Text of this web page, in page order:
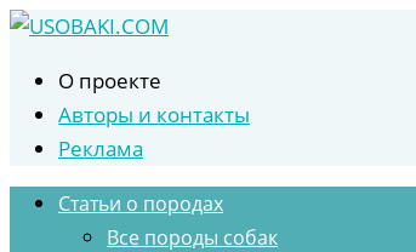
Перейти
контентуО проекте
Авторы и контакты
Реклама
Статьи о породах
Все породы собак